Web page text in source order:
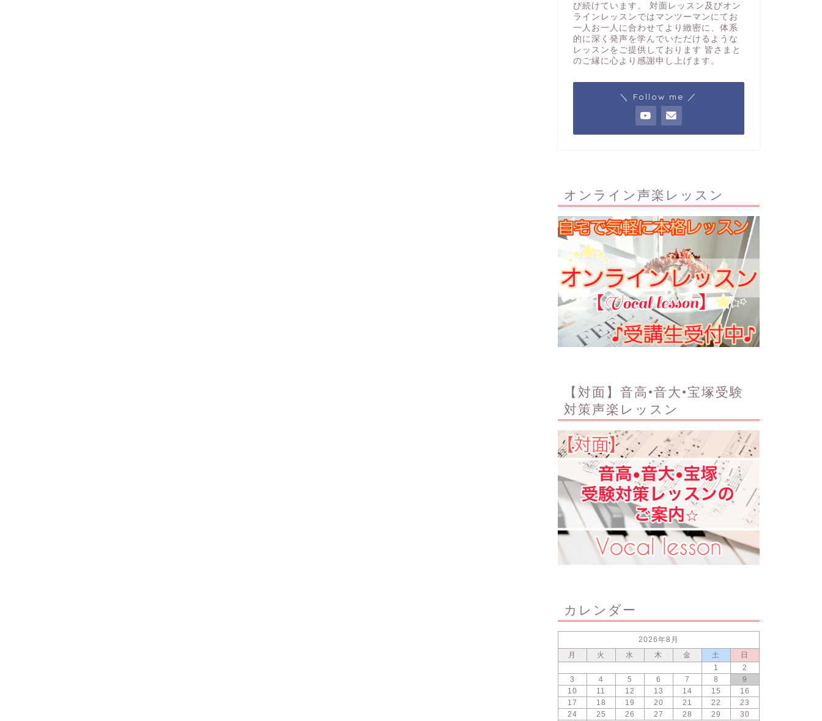
び続けています。 対面レッスン及びオン
ラインレッスンではマンツーマンにてお
一人お一人に合わせてより緻密に、体系
的に深く発声を学んでいただけるような
レッスンをご提供しております 皆さまと
のご縁に心より感謝申し上げます。
＼ Follow me ／
オンライン声楽レッスン
【対面】音高•音大•宝塚受験
対策声楽レッスン
カレンダー
2026年8月
月
火 水 木 金 土
日
1
2
3
4 5 6 7 8
9
10
11 12 13 14 15
16
17
18 19 20 21 22
23
24
25 26 27 28 29
30